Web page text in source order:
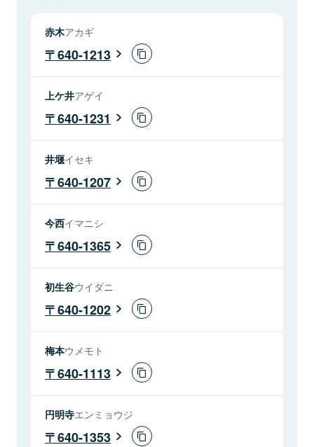
赤木アカギ
640-1213
上ケ井アゲイ
640-1231
井堰イセキ
640-1207
今西イマニシ
640-1365
初生谷ウイダニ
640-1202
梅本ウメモト
640-1113
円明寺エンミョウジ
640-1353